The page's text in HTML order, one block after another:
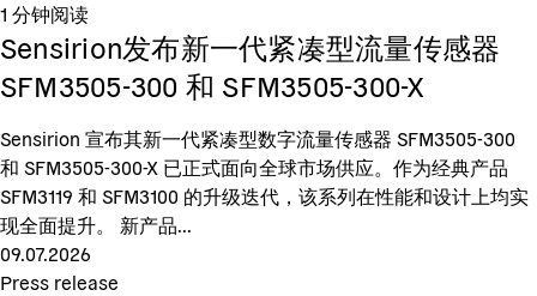
1 分钟阅读
Sensirion发布新一代紧凑型流量传感器
SFM3505-300 和 SFM3505-300-X
Sensirion 宣布其新一代紧凑型数字流量传感器 SFM3505-300
和 SFM3505-300-X 已正式面向全球市场供应。作为经典产品
SFM3119 和 SFM3100 的升级迭代，该系列在性能和设计上均实
现全面提升。 新产品...
09.07.2026
Press release